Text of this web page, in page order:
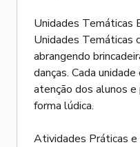
Unidades Temáticas
Unidades Temáticas
abrangendo
danças. Cada
atenção dos alunos
forma lúdica.
Atividades Práticas